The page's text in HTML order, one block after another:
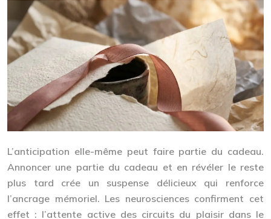
L’anticipation elle-même peut faire partie du cadeau.
Annoncer une partie du cadeau et en révéler le reste
plus tard crée un suspense délicieux qui renforce
l’ancrage mémoriel. Les neurosciences confirment cet
effet : l’attente active des circuits du plaisir dans le